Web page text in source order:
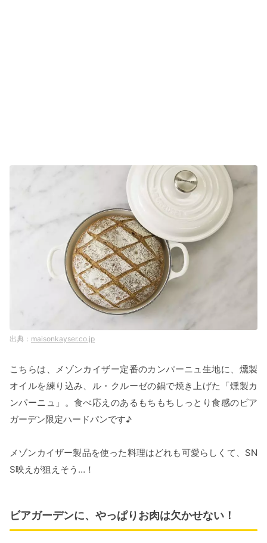
maisonkayser.co.jp
こちらは、メゾンカイザー定番のカンパーニュ生地に、燻製
オイルを練り込み、ル・クルーゼの鍋で焼き上げた「燻製カ
ンパーニュ」。食べ応えのあるもちもちしっとり食感のビア
ガーデン限定ハードパンです♪
メゾンカイザー製品を使った料理はどれも可愛らしくて、SN
S映えが狙えそう…！
ビアガーデンに、やっぱりお肉は欠かせない！